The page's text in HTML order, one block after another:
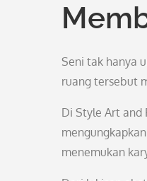
Seni tak hanya
ruang tersebut
Di Style Art and
menemukan